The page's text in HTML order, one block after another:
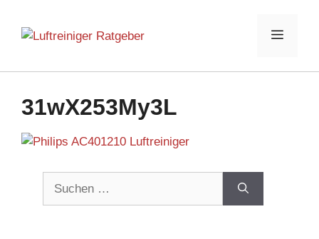
Inhalt
springen
Menü
31wX253My3L
nach: